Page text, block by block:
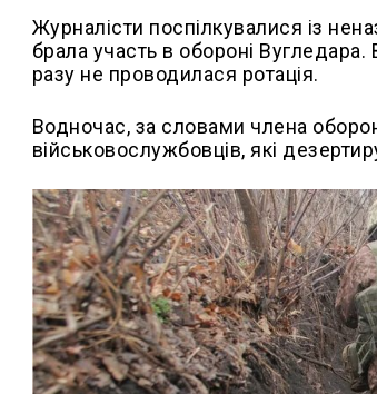
Журналісти поспілкувалися із
брала участь в обороні
разу не проводилася ротація.
Водночас, за словами члена
військовослужбовців, які